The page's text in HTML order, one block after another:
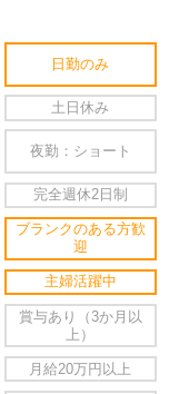
日勤のみ
土日休み
夜勤：ショート
完全週休2日制
ブランクのある方歓
迎
主婦活躍中
賞与あり（3か月以
上）
月給20万円以上